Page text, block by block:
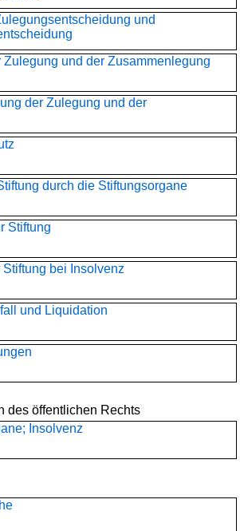
und
Zulegung und der Zusammenlegung
der Zulegung und der
durch die Stiftungsorgane
Stiftung
bei Insolvenz
und Liquidation
des öffentlichen Rechts
Insolvenz